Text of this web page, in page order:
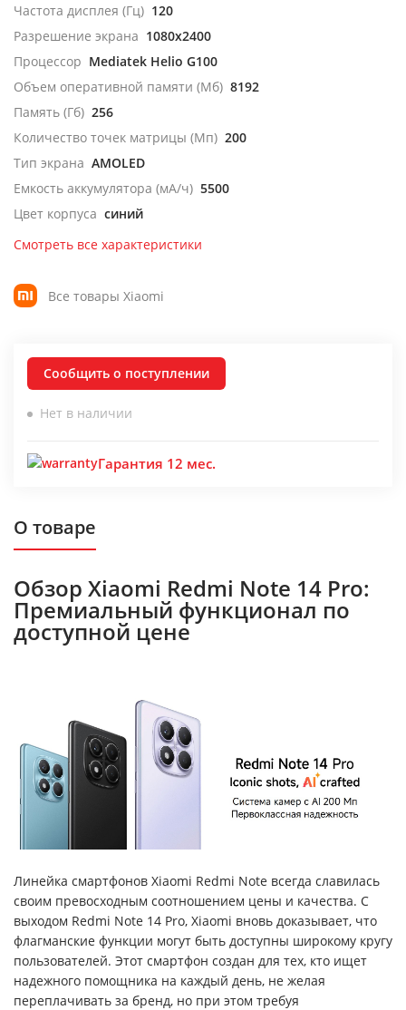
Частота дисплея (Гц) 120
Разрешение экрана 1080x2400
Процессор Mediatek Helio G100
Объем оперативной памяти (Мб) 8192
Память (Гб) 256
Количество точек матрицы (Мп) 200
Тип экрана AMOLED
Емкость аккумулятора (мА/ч) 5500
Цвет корпуса синий
Смотреть все характеристики
Все товары Xiaomi
Сообщить о поступлении
Нет в наличии
Гарантия 12 мес.
О товаре
Обзор Xiaomi Redmi Note 14 Pro:
Премиальный функционал по
доступной цене
Линейка смартфонов Xiaomi Redmi Note всегда славилась
своим превосходным соотношением цены и качества. С
выходом Redmi Note 14 Pro, Xiaomi вновь доказывает, что
флагманские функции могут быть доступны широкому кругу
пользователей. Этот смартфон создан для тех, кто ищет
надежного помощника на каждый день, не желая
переплачивать за бренд, но при этом требуя